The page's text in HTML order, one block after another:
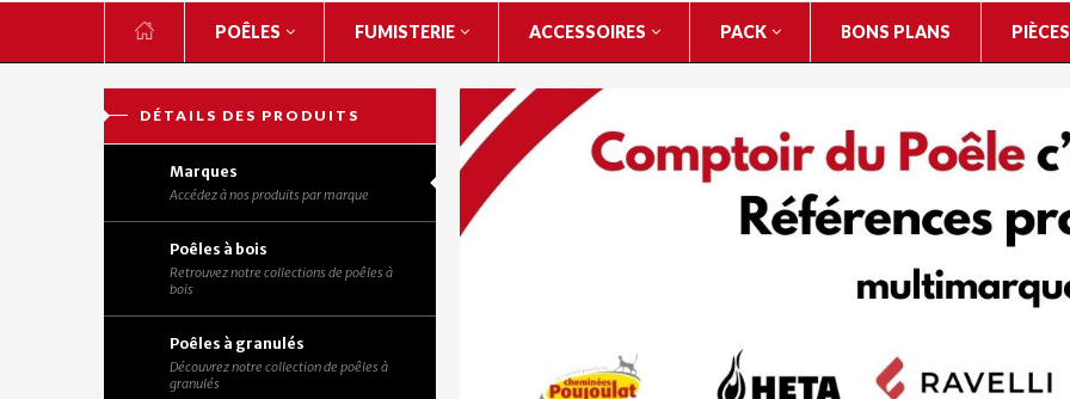
POÊLES FUMISTERIE ACCESSOIRES PACK BONS PLANS
DÉTAILS DES PRODUITS
Marques
Accédez à nos produits par marque
Poêles à bois
Retrouvez notre collections de poêles à
bois
Poêles à granulés
Découvrez notre collection de poêles à
granulés